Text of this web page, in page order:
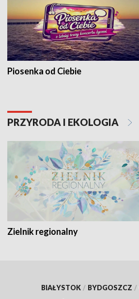
Piosenka od Ciebie
PRZYRODA I EKOLOGIA
Zielnik regionalny
BIAŁYSTOK / BYDGOSZCZ /